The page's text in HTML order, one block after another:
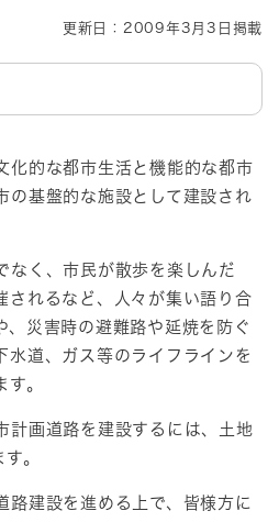
更新日：2009年3月3日掲載
化的な都市生活と機能的な都市
の基盤的な施設として建設され
なく、市民が散歩を楽しんだ
されるなど、人々が集い語り合
、災害時の避難路や延焼を防ぐ
水道、ガス等のライフラインを
。
計画道路を建設するには、土地
。
路建設を進める上で、皆様方に